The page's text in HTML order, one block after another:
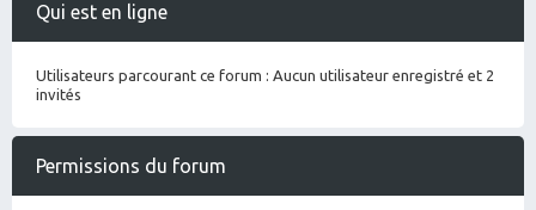
Qui est en ligne
Utilisateurs parcourant ce forum : Aucun utilisateur enregistré et 2
invités
Permissions du forum